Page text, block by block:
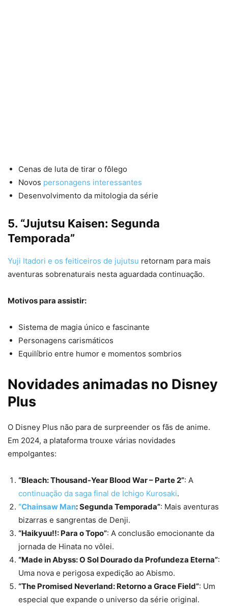
Cenas de luta de tirar o fôlego
Novos personagens interessantes
Desenvolvimento da mitologia da série
5. “Jujutsu Kaisen: Segunda
Temporada”
Yuji Itadori e os feiticeiros de jujutsu retornam para mais
aventuras sobrenaturais nesta aguardada continuação.
Motivos para assistir:
Sistema de magia único e fascinante
Personagens carismáticos
Equilíbrio entre humor e momentos sombrios
Novidades animadas no Disney
Plus
O Disney Plus não para de surpreender os fãs de anime.
Em 2024, a plataforma trouxe várias novidades
empolgantes:
“Bleach: Thousand-Year Blood War – Parte 2”: A
continuação da saga final de Ichigo Kurosaki.
“Chainsaw Man: Segunda Temporada”: Mais aventuras
bizarras e sangrentas de Denji.
“Haikyuu!!: Para o Topo”: A conclusão emocionante da
jornada de Hinata no vôlei.
“Made in Abyss: O Sol Dourado da Profundeza Eterna”:
Uma nova e perigosa expedição ao Abismo.
“The Promised Neverland: Retorno a Grace Field”: Um
especial que expande o universo da série original.